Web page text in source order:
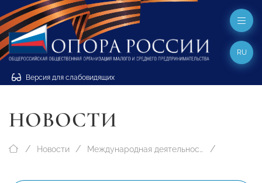
Версия для слабовидящих
RU
НОВОСТИ
Новости Международная деятельность